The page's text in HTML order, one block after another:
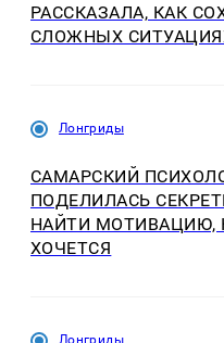
РАССКАЗАЛА, КАК
СЛОЖНЫХ
Лонгриды
САМАРСКИЙ
ПОДЕЛИЛАСЬ
НАЙТИ МОТИВАЦИЮ,
ХОЧЕТСЯ